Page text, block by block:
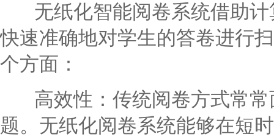
无纸化智能阅卷系统借助计
快速准确地对学生的答卷进行
个方面：
高效性：传统阅卷方式常常
题。无纸化阅卷系统能够在短